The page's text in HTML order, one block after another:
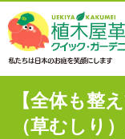
【全体も整
（草むしり